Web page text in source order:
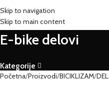
Skip to navigation
Skip to main content
E-bike delovi
Kategorije
Početna Proizvodi BICIKLIZAM